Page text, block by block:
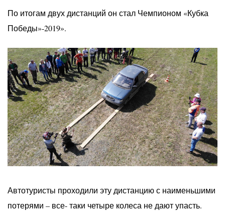
По итогам двух дистанций он стал Чемпионом «Кубка
Победы»-2019».
Автотуристы проходили эту дистанцию с наименьшими
потерями – все- таки четыре колеса не дают упасть.